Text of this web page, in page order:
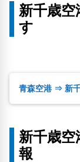
新千歳
す
青森空港 ⇒ 新
新千歳
報